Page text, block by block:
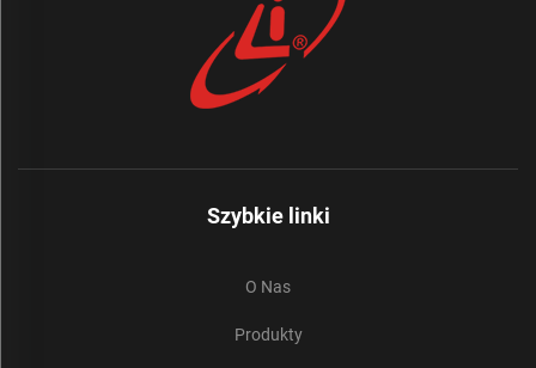
Szybkie linki
O Nas
Produkty